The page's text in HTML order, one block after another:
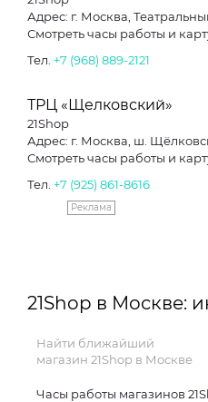
Адрес: г. Москва,
Смотреть часы работы и
Тел. +7 (968) 889-2121
ТРЦ «Щелковский»
21Shop
Адрес: г. Москва, ш.
Смотреть часы работы и
Тел. +7 (925) 861-8616
Реклама
21Shop в Москве:
Найти ближайший
магазин 21Shop в Москве
Часы работы магазинов